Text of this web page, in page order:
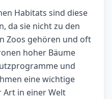
Habitats sind diese
da sie nicht zu den
Zoos gehören und oft
hoher Bäume
und
eine wichtige
Art in einer Welt